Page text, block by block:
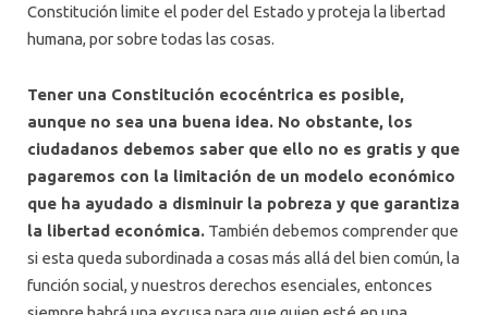
Constitución limite el poder del Estado y proteja la libertad
humana, por sobre todas las cosas.
Tener una Constitución ecocéntrica es posible,
aunque no sea una buena idea. No obstante, los
ciudadanos debemos saber que ello no es gratis y que
pagaremos con la limitación de un modelo económico
que ha ayudado a disminuir la pobreza y que garantiza
la libertad económica. También debemos comprender que
si esta queda subordinada a cosas más allá del bien común, la
función social, y nuestros derechos esenciales, entonces